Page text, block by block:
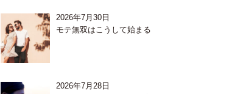
2026年7月30日
モテ無双はこうして始まる
2026年7月28日